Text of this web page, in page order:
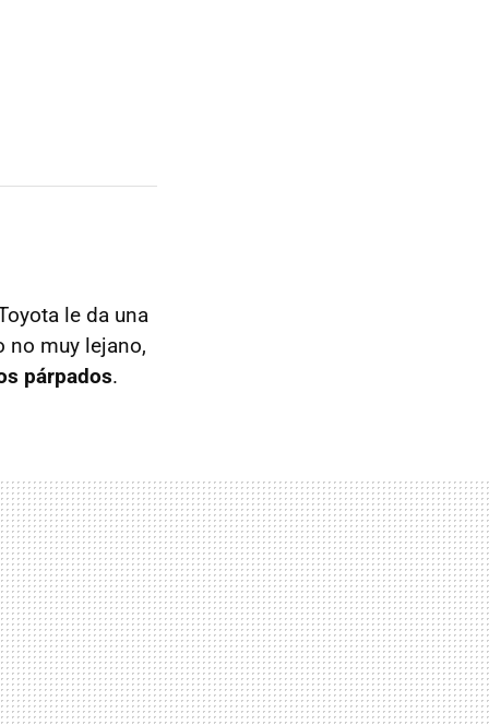
le da una
no muy lejano,
párpados.